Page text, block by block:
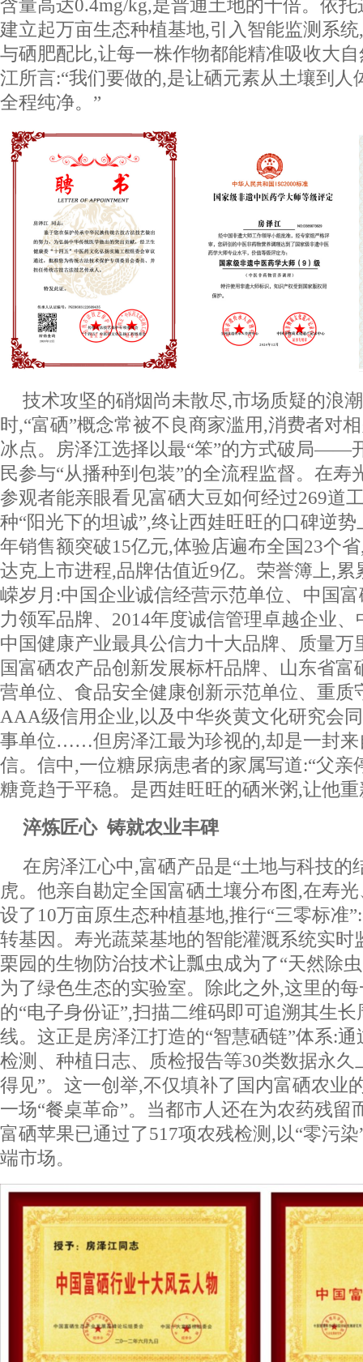
含量高达0.4mg/kg,是普通土地的十倍。依
建立起万亩生态种植基地,引入智能监测系
与硒肥配比,让每一株作物都能精准吸收大
江所言:“我们要做的,是让硒元素从土壤到人
全程纯净。”
技术攻坚的硝烟尚未散尽,市场质疑的浪
时,“富硒”概念常被不良商家滥用,消费者对
冰点。房泽江选择以最“笨”的方式破局——
民参与“从播种到包装”的全流程监督。在寿
参观者能亲眼看见富硒大豆如何经过269道
种“阳光下的坦诚”,终让西娃旺旺的口碑逆
年销售额突破15亿元,体验店遍布全国23个
达克上市进程,品牌估值近9亿。荣誉簿上,累
嵘岁月:中国企业诚信经营示范单位、中国
力领军品牌、2014年度诚信管理卓越企业
中国健康产业最具公信力十大品牌、质量万
国富硒农产品创新发展标杆品牌、山东省富
营单位、食品安全健康创新示范单位、重质
AAA级信用企业,以及中华炎黄文化研究会
事单位……但房泽江最为珍视的,却是一封来
信。信中,一位糖尿病患者的家属写道:“父亲
糖竟趋于平稳。是西娃旺旺的硒米粥,让他
淬炼匠心 铸就农业丰碑
在房泽江心中,富硒产品是“土地与科技的
虎。他亲自勘定全国富硒土壤分布图,在寿
设了10万亩原生态种植基地,推行“三零标准
转基因。寿光蔬菜基地的智能灌溉系统实时
栗园的生物防治技术让瓢虫成为了“天然除
为了绿色生态的实验室。除此之外,这里的
的“电子身份证”,扫描二维码即可追溯其生
线。这正是房泽江打造的“智慧硒链”体系:
检测、种植日志、质检报告等30类数据永久
得见”。这一创举,不仅填补了国内富硒农业
一场“餐桌革命”。当都市人还在为农药残留
富硒苹果已通过了517项农残检测,以“零污
端市场。